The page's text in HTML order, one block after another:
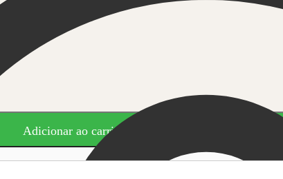
Adicionar ao carrinho